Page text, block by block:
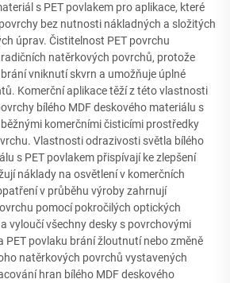
s PET povlakem pro aplikace, které
bez nutnosti nákladných a složitých
úprav. Čistitelnost PET povrchu
natěrkových povrchů, protože
vniknutí skvrn a umožňuje úplné
Komerční aplikace těží z této vlastnosti
bílého MDF deskového materiálu s
komerčními čisticími prostředky
Vlastnosti odrazivosti světla bílého
s PET povlakem přispívají ke zlepšení
náklady na osvětlení v komerčních
v průběhu výroby zahrnují
pomocí pokročilých optických
vyloučí všechny desky s povrchovými
PET povlaku brání žloutnutí nebo změně
natěrkových povrchů vystavených
hran bílého MDF deskového